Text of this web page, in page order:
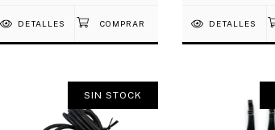
DETALLES DETALLES
SIN STOCK